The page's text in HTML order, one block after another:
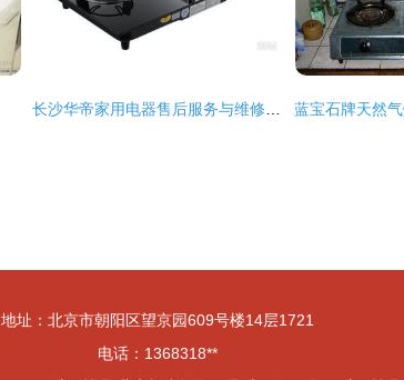
地址：北京市朝阳区望京园609号楼14层1721
电话：1368318**